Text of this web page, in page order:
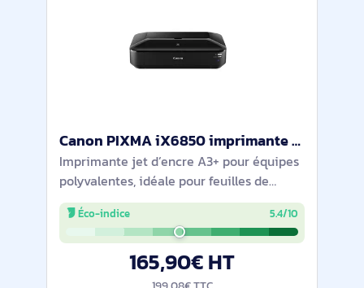
Canon PIXMA iX6850 imprimante photo Jet d'encre 9600 x 2400 DPI A3+ (330 x 483 mm) Wifi - 8747B006
Imprimante jet d’encre A3+ pour équipes
polyvalentes, idéale pour feuilles de
calcul, posters et photos grand format.
Résolution 9600 x 2400 dpi et 5
réservoirs individuels (noir pigmenté +
Éco-indice 5.4/10
165,90€ HT